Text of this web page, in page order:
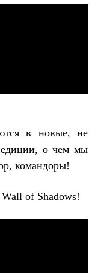
в новые, не
о чем мы
командоры!
of Shadows!